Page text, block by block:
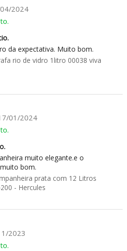
2024
da expectativa. Muito bom.
rio de vidro 1litro 00038 viva
01/2024
muito elegante.e o
bom.
prata com 12 Litros
- Hercules
2023